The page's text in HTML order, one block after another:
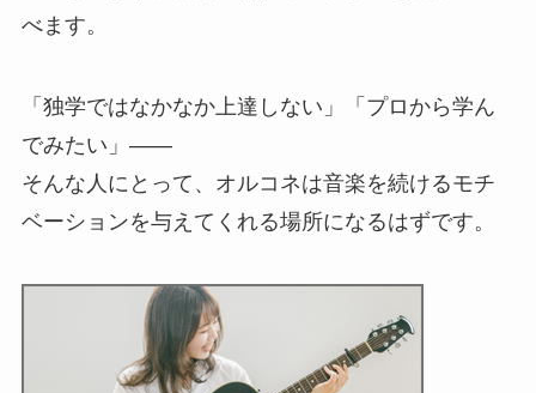
べます。
「独学ではなかなか上達しない」「プロから学ん
でみたい」——
そんな人にとって、オルコネは音楽を続けるモチ
ベーションを与えてくれる場所になるはずです。